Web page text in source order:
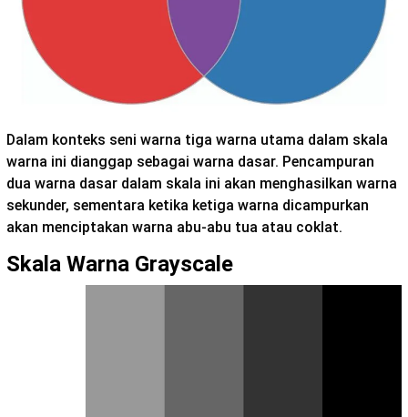
Dalam konteks seni warna tiga warna utama dalam skala
warna ini dianggap sebagai warna dasar. Pencampuran
dua warna dasar dalam skala ini akan menghasilkan warna
sekunder, sementara ketika ketiga warna dicampurkan
akan menciptakan warna abu-abu tua atau coklat.
Skala Warna Grayscale